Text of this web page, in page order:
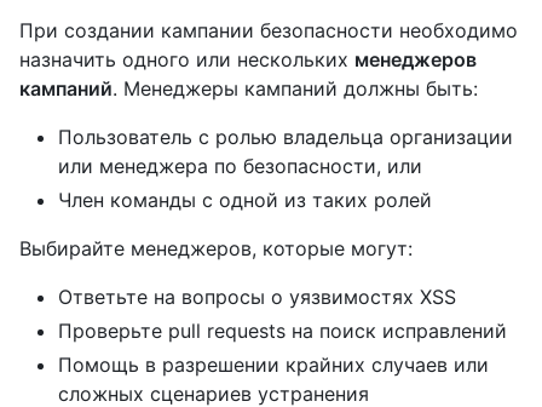
При создании кампании безопасности необходимо
назначить одного или нескольких менеджеров
кампаний. Менеджеры кампаний должны быть:
Пользователь с ролью владельца организации
или менеджера по безопасности, или
Член команды с одной из таких ролей
Выбирайте менеджеров, которые могут:
Ответьте на вопросы о уязвимостях XSS
Проверьте pull requests на поиск исправлений
Помощь в разрешении крайних случаев или
сложных сценариев устранения